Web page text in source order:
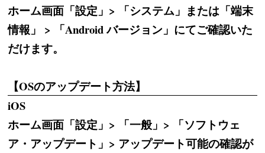
ホーム画面「設定」> 「システム」または「端末
情報」 > 「Android バージョン」にてご確認いた
だけます。
【OSのアップデート方法】
iOS
ホーム画面「設定」> 「一般」> 「ソフトウェ
ア・アップデート」> アップデート可能の確認が